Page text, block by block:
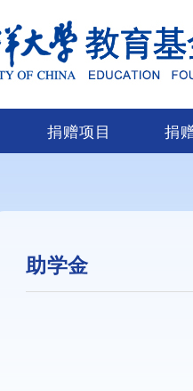
捐赠项目 捐
助学金